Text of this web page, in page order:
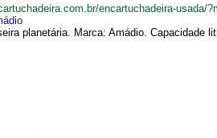
encartuchadeira-usada/
planetária. Marca: Amádio. Capacidade